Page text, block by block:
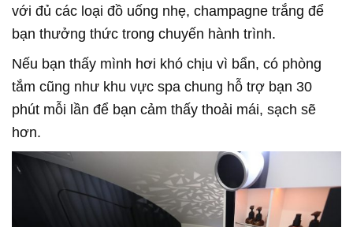
với đủ các loại đồ uống nhẹ, champagne trắng để
bạn thưởng thức trong chuyến hành trình.
Nếu bạn thấy mình hơi khó chịu vì bẩn, có phòng
tắm cũng như khu vực spa chung hỗ trợ bạn 30
phút mỗi lần để bạn cảm thấy thoải mái, sạch sẽ
hơn.